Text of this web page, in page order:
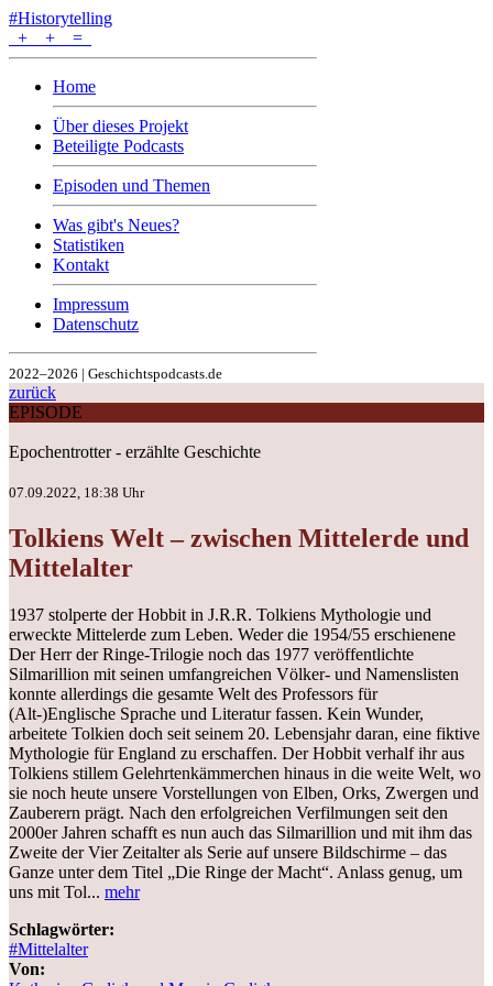
#Historytelling
+
+ =
Home
Über dieses Projekt
Beteiligte Podcasts
Episoden und Themen
Was gibt's Neues?
Statistiken
Kontakt
Impressum
Datenschutz
2022–2026 | Geschichtspodcasts.de
zurück
EPISODE
Epochentrotter - erzählte Geschichte
07.09.2022, 18:38 Uhr
Tolkiens Welt – zwischen Mittelerde und
Mittelalter
1937 stolperte der Hobbit in J.R.R. Tolkiens Mythologie und
erweckte Mittelerde zum Leben. Weder die 1954/55 erschienene
Der Herr der Ringe-Trilogie noch das 1977 veröffentlichte
Silmarillion mit seinen umfangreichen Völker- und Namenslisten
konnte allerdings die gesamte Welt des Professors für
(Alt-)Englische Sprache und Literatur fassen. Kein Wunder,
arbeitete Tolkien doch seit seinem 20. Lebensjahr daran, eine fiktive
Mythologie für England zu erschaffen. Der Hobbit verhalf ihr aus
Tolkiens stillem Gelehrtenkämmerchen hinaus in die weite Welt, wo
sie noch heute unsere Vorstellungen von Elben, Orks, Zwergen und
Zauberern prägt. Nach den erfolgreichen Verfilmungen seit den
2000er Jahren schafft es nun auch das Silmarillion und mit ihm das
Zweite der Vier Zeitalter als Serie auf unsere Bildschirme – das
Ganze unter dem Titel „Die Ringe der Macht“. Anlass genug, um
uns mit Tol... mehr
Schlagwörter:
#Mittelalter
Von: